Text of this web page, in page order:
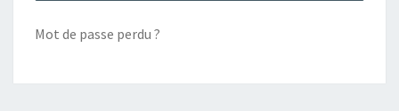
Mot de passe perdu ?